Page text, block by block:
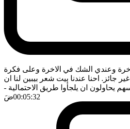
وعندي الشك في الاخرة وعلى فكرة
جائز. احنا عندنا بيت شعر بيبين لنا ان
يحاولون ان يلجأوا طريق الاحتمالية -
00:05:32ضَ